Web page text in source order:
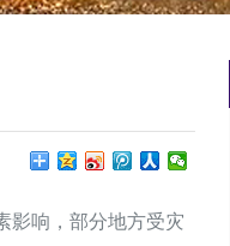
响，部分地方受灾